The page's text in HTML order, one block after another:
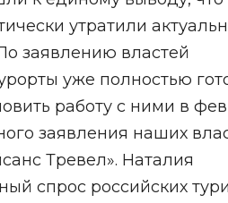
утратили
заявлению властей
уже полностью
работу с ними в
заявления наших
Тревел». Наталия
спрос российских